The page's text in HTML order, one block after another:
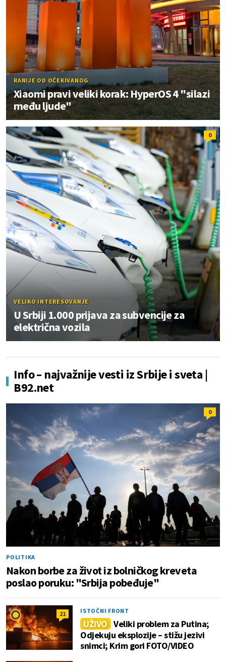
RANIJE OD OČEKIVANOG
Xiaomi pravi veliki korak: HyperOS 4 "silazi
među ljude"
0
VELIKO INTERESOVANJE
U Srbiji 1.000 prijava za subvencije za
električna vozila
Info – najvažnije vesti iz Srbije i sveta |
B92.net
0
POLITIKA
Nakon borbe za život iz bolničkog kreveta
poslao poruku: "Srbija pobeđuje"
21 ISTOČNI FRONT
UŽIVO Veliki problem za Putina;
Odjekuju eksplozije – stižu jezivi
snimci; Krim gori FOTO/VIDEO